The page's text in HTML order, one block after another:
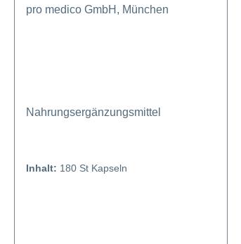
pro medico GmbH, München
Nahrungsergänzungsmittel
Inhalt: 180 St Kapseln